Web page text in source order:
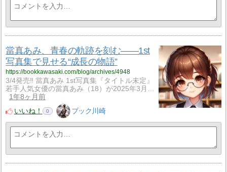
當真あみ、青春の軌跡を刻む――1st
写真集で見せる“成長の物語”
https://bookkawasaki.com/blog/archives/4948
3/4発売‼ 當真あみ 1st写真集『タイトル未定』
若手人気女優の當真あみ（18）が2025年3月…
1年8ヶ月前
いいね！
0 ブック川崎